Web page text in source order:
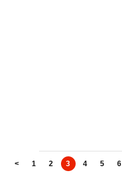
< 1 2 3 4 5 6